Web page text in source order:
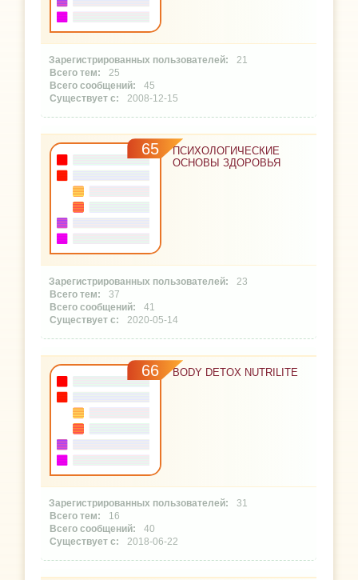
21
25
45
2008-12-15
65
ПСИХОЛОГИЧЕСКИЕ
ОСНОВЫ ЗДОРОВЬЯ
23
37
41
2020-05-14
66 BODY DETOX NUTRILITE
31
16
40
2018-06-22